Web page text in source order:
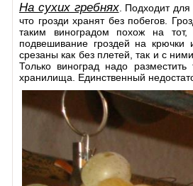
На сухих гребнях. Подходит для
что грозди хранят без побегов.
таким виноградом похож на
подвешивание гроздей на крючки
срезаны как без плетей, так и с
Только виноград надо
хранилища. Единственный